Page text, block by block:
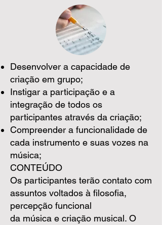
Desenvolver a capacidade de
criação em grupo;
Instigar a participação e a
integração de todos os
participantes através da criação;
Compreender a funcionalidade de
cada instrumento e suas vozes na
música;
CONTEÚDO
Os participantes terão contato com
assuntos voltados à filosofia,
percepção funcional
da música e criação musical. O